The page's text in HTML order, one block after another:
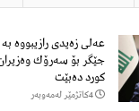
عەلی زەیدی رازیبووە
جێگر بۆ سەرۆك
كورد دەبێت
4كاتژمێر لەمەوبەر